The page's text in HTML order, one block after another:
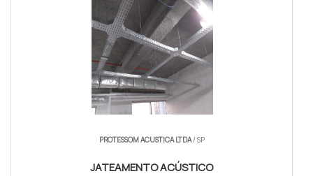
PROTESSOM ACUSTICA LTDA/ SP
JATEAMENTO ACÚSTICO